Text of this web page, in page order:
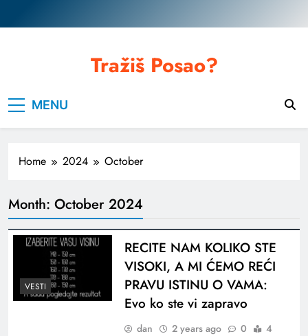
to
Tražiš Posao?
MENU
Home 2024 October
Month: October 2024
VESTI
RECITE NAM KOLIKO STE
VISOKI, A MI ĆEMO REĆI
PRAVU ISTINU O VAMA:
Evo ko ste vi zapravo
dan 2 years ago 0
4